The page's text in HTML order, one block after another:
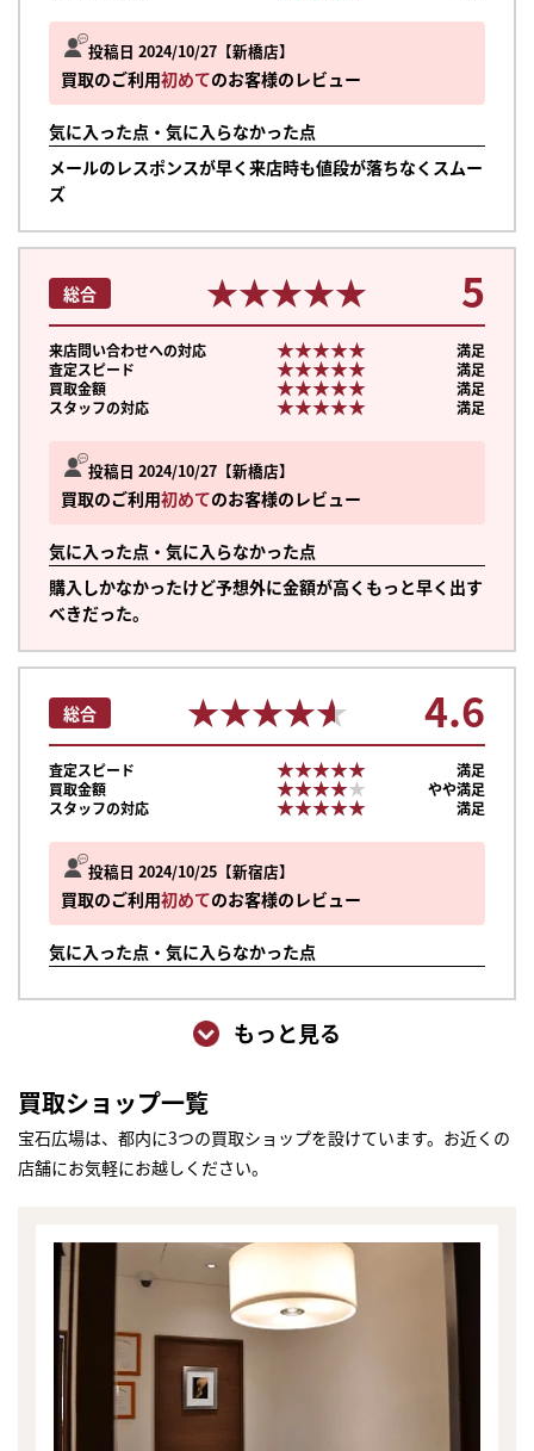
投稿日 2024/10/27 新橋店
買取のご利用初めてのお客様のレビュー
気に入った点・気に入らなかった点
メールのレスポンスが早く来店時も値段が落ちなくスムー
ズ
投稿日 2024/10/27 新橋店
買取のご利用初めてのお客様のレビュー
気に入った点・気に入らなかった点
購入しかなかったけど予想外に金額が高くもっと早く出す
べきだった。
総合 ★★★★★
★★★★★ 5
来店問い合わせへの対応 ★★★★★
★★★★★
満足
査定スピード
★★★★★
★★★★★
満足
買取金額
★★★★★
★★★★★
満足
スタッフの対応
★★★★★
★★★★★ 満足
投稿日 2024/10/25 新宿店
買取のご利用初めてのお客様のレビュー
気に入った点・気に入らなかった点
総合 ★★★★★
★★★★★ 4.6
査定スピード ★★★★★
★★★★★
満足
買取金額
★★★★★
★★★★★
やや満足
スタッフの対応
★★★★★
★★★★★ 満足
もっと見る
買取ショップ一覧
宝石広場は、都内に3つの買取ショップを設けています。お近くの
店舗にお気軽にお越しください。